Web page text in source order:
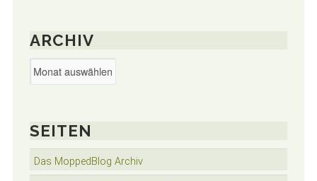
ARCHIV
Archiv
SEITEN
Das MoppedBlog Archiv